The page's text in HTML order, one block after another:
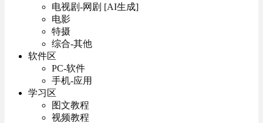
电视剧-网剧 [AI生成]
电影
特摄
综合-其他
软件区
PC-软件
手机-应用
学习区
图文教程
视频教程